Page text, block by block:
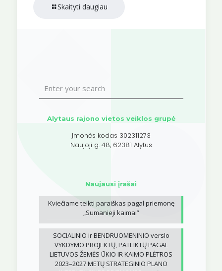
Skaityti daugiau
Alytaus rajono vietos veiklos grupė
Įmonės kodas 302311273
Naujoji g. 48, 62381 Alytus
Naujausi įrašai
Kviečiame teikti paraiškas pagal priemonę
„Sumanieji kaimai”
SOCIALINIO ir BENDRUOMENINIO verslo
VYKDYMO PROJEKTŲ, PATEIKTŲ PAGAL
LIETUVOS ŽEMĖS ŪKIO IR KAIMO PLĖTROS
2023–2027 METŲ STRATEGINIO PLANO